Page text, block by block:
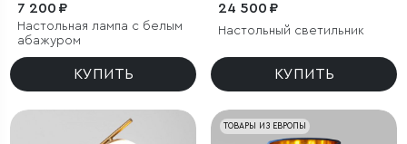
7 200 ₽
Настольная лампа с белым
абажуром
КУПИТЬ
24 500 ₽
Настольный светильник
КУПИТЬ
ТОВАРЫ ИЗ ЕВРОПЫ